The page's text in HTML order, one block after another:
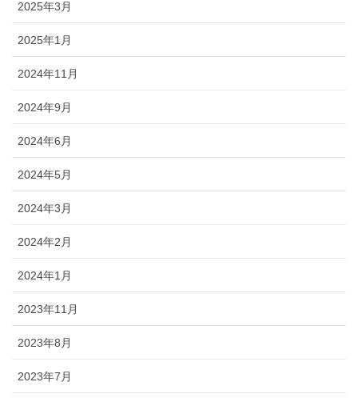
2025年3月
2025年1月
2024年11月
2024年9月
2024年6月
2024年5月
2024年3月
2024年2月
2024年1月
2023年11月
2023年8月
2023年7月